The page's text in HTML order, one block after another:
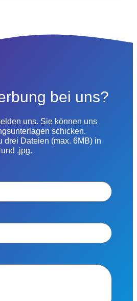
bei uns?
uns. Sie können uns
schicken.
drei Dateien (max. 6MB) in
.jpg.